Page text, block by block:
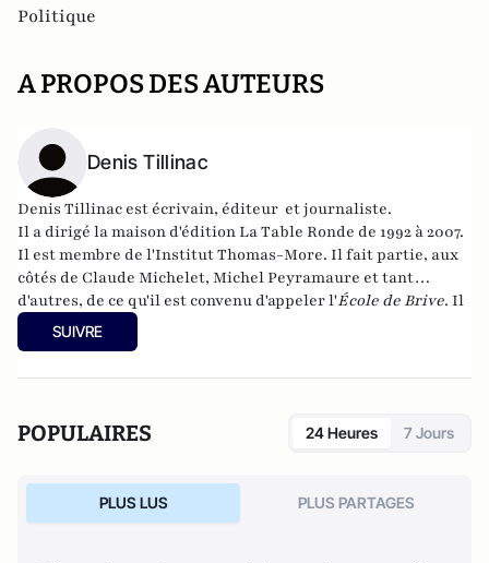
Politique
A PROPOS DES AUTEURS
Denis Tillinac
Denis Tillinac est écrivain, éditeur et journaliste.
Il a dirigé la maison d'éditionLa Table Ronde de 1992 à 2007.
Il est membre de l'Institut Thomas-More. Il fait partie, aux
côtés de Claude Michelet, Michel Peyramaure et tant
d'autres, de ce qu'il est convenu d'appeler l'École de Brive. Il
a publié en 2011
SUIVRE
POPULAIRES 24 Heures 7 Jours
PLUS LUS PLUS PARTAGES